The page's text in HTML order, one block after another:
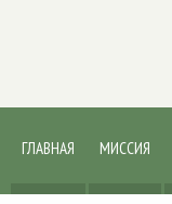
ГЛАВНАЯ МИССИЯ